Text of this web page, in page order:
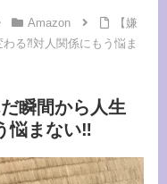
Amazon
【嫌
る⁈対人関係にもう悩ま
瞬間から人生
悩まない‼︎